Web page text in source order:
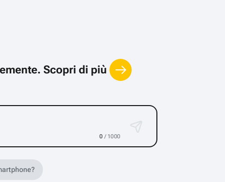
Scopri di più
0 / 1000